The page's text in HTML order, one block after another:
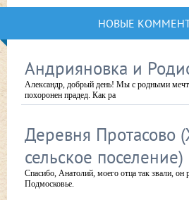
НОВЫЕ
Андрияновка и
Александр, добрый день! Мы с родными
похоронен прадед. Как ра
Деревня Протасово
сельское поселение)
Спасибо, Анатолий, моего отца так звали,
Подмосковье.